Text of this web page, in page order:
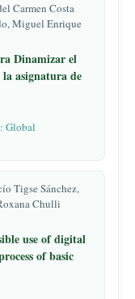
Carmen Costa
Miguel Enrique
Dinamizar el
la asignatura de
Global
Tigse Sánchez,
Chulli
use of digital
of basic